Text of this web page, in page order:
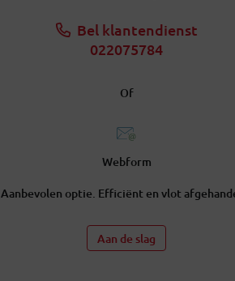
Bel klantendienst
022075784
Of
Webform
Aanbevolen optie. Efficiënt en vlot
Aan de slag